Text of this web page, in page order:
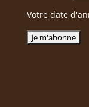
Votre date